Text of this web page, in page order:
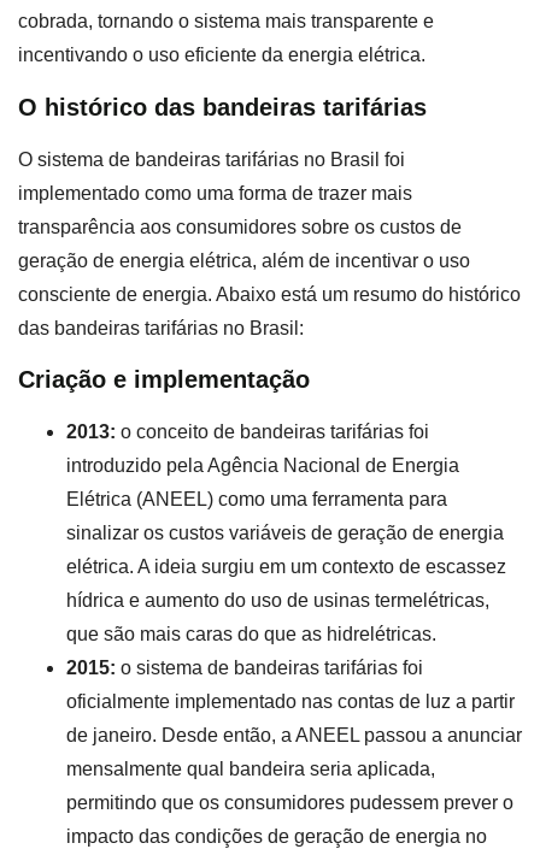
cobrada, tornando o sistema mais transparente e
incentivando o uso eficiente da energia elétrica.
O histórico das bandeiras tarifárias
O sistema de bandeiras tarifárias no Brasil foi
implementado como uma forma de trazer mais
transparência aos consumidores sobre os custos de
geração de energia elétrica, além de incentivar o uso
consciente de energia. Abaixo está um resumo do histórico
das bandeiras tarifárias no Brasil:
Criação e implementação
2013: o conceito de bandeiras tarifárias foi
introduzido pela Agência Nacional de Energia
Elétrica (ANEEL) como uma ferramenta para
sinalizar os custos variáveis de geração de energia
elétrica. A ideia surgiu em um contexto de escassez
hídrica e aumento do uso de usinas termelétricas,
que são mais caras do que as hidrelétricas.
2015: o sistema de bandeiras tarifárias foi
oficialmente implementado nas contas de luz a partir
de janeiro. Desde então, a ANEEL passou a anunciar
mensalmente qual bandeira seria aplicada,
permitindo que os consumidores pudessem prever o
impacto das condições de geração de energia no